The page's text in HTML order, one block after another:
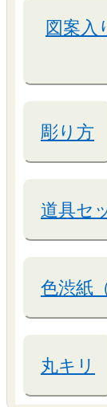
図案入
彫り方
道具セ
色渋紙
丸キリ